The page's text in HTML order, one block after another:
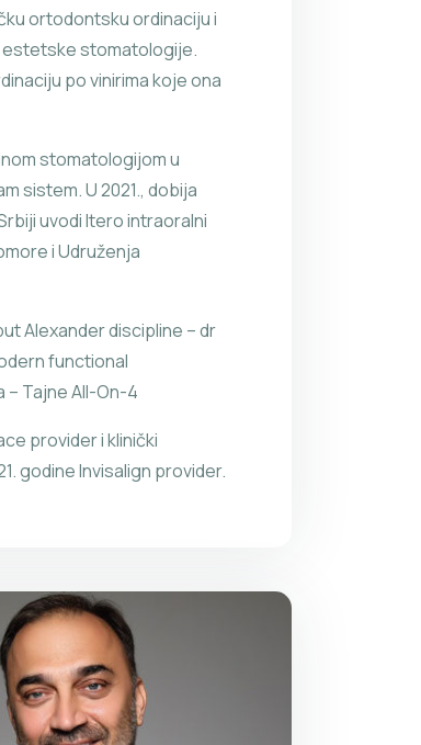
ortodontsku ordinaciju i
estetske stomatologije.
po vinirima koje ona
stomatologijom u
sistem. U 2021., dobija
uvodi Itero intraoralni
i Udruženja
Alexander discipline – dr
functional
– Tajne All-On-4
provider i klinički
godine Invisalign provider.
Diplomirao 2001. godine na
fakultetu u Beogradu.
Volontirao na Vojnomedicinskoj
(VMA) do 2002. godine, a